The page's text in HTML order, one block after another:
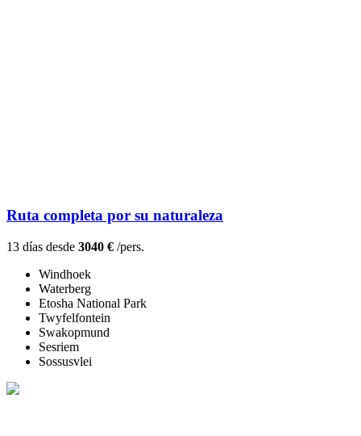
Ruta completa por su naturaleza
13 días desde 3040 € /pers.
Windhoek
Waterberg
Etosha National Park
Twyfelfontein
Swakopmund
Sesriem
Sossusvlei